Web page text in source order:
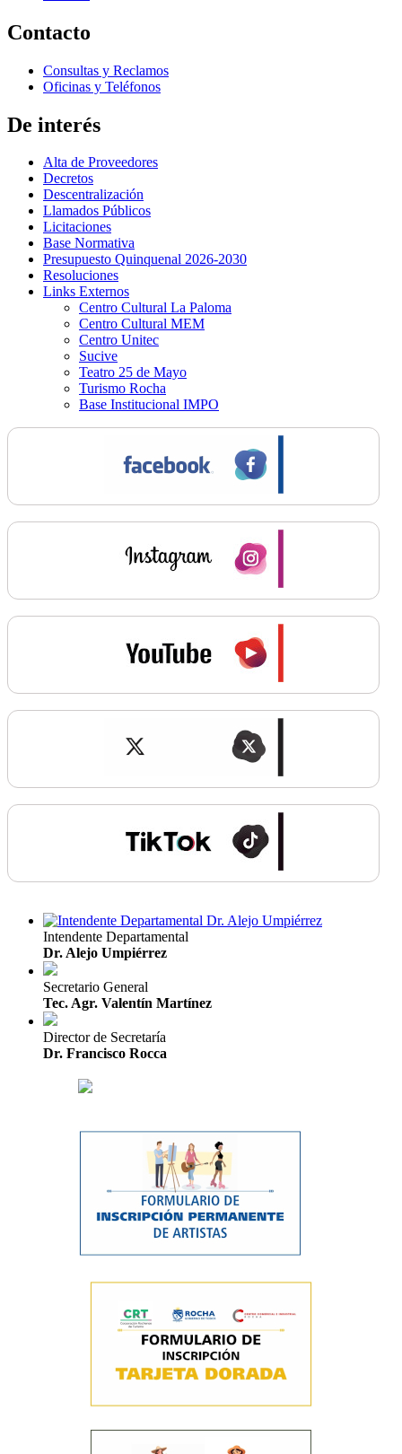
Contacto
Consultas y Reclamos
Oficinas y Teléfonos
De interés
Alta de Proveedores
Decretos
Descentralización
Llamados Públicos
Licitaciones
Base Normativa
Presupuesto Quinquenal 2026-2030
Resoluciones
Links Externos
Centro Cultural La Paloma
Centro Cultural MEM
Centro Unitec
Sucive
Teatro 25 de Mayo
Turismo Rocha
Base Institucional IMPO
Intendente Departamental
Dr. Alejo Umpiérrez
Secretario General
Tec. Agr. Valentín Martínez
Director de Secretaría
Dr. Francisco Rocca